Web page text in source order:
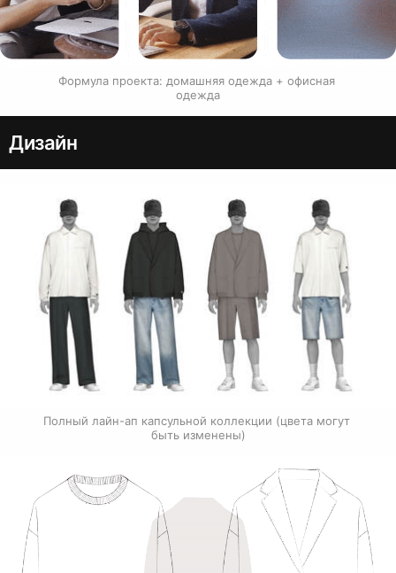
Формула проекта: домашняя одежда + офисная
одежда
Дизайн
Полный лайн-ап капсульной коллекции (цвета могут
быть изменены)